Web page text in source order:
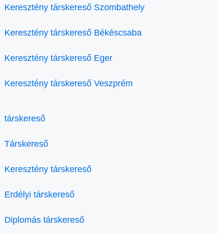
Keresztény társkereső Szombathely
Keresztény társkereső Békéscsaba
Keresztény társkereső Eger
Keresztény társkereső Veszprém
társkereső
Társkereső
Keresztény társkereső
Erdélyi társkereső
Diplomás társkereső